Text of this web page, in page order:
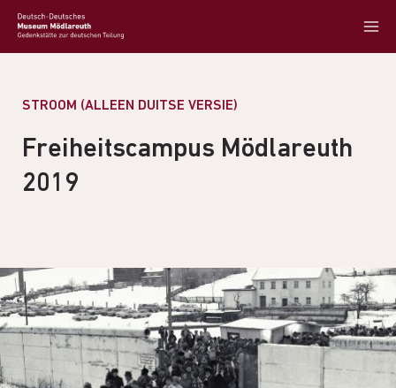
STROOM (ALLEEN DUITSE VERSIE)
Freiheitscampus Mödlareuth
2019